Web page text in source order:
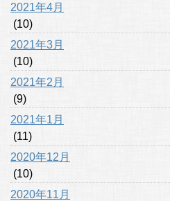
2021年4月
(10)
2021年3月
(10)
2021年2月
(9)
2021年1月
(11)
2020年12月
(10)
2020年11月